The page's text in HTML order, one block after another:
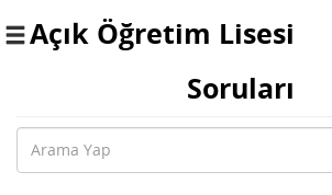
Toggle
Açık Öğretim Lisesi
Soruları